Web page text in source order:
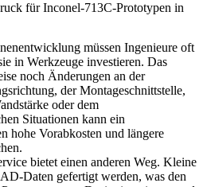
für Inconel-713C-Prototypen in
müssen Ingenieure oft
in Werkzeuge investieren. Das
noch Änderungen an der
der Montageschnittstelle,
oder dem
Situationen kann ein
hohe Vorabkosten und längere
bietet einen anderen Weg. Kleine
Daten gefertigt werden, was den